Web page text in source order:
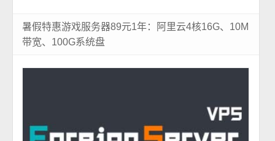
暑假特惠游戏服务器89元1年：阿里云4核16G、10M
带宽、100G系统盘